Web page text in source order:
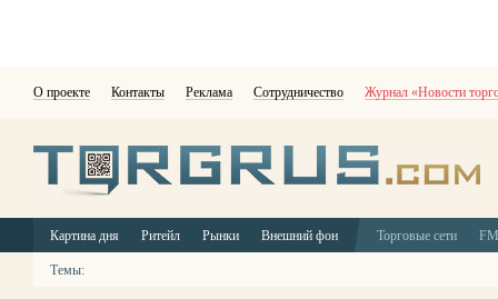
О проекте Контакты Реклама Сотрудничество Журнал «Новости
Картина дня Ритейл Рынки Внешний фон Торговые сети
Темы: